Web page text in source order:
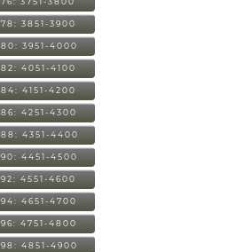
78: 3851-3900
80: 3951-4000
82: 4051-4100
84: 4151-4200
86: 4251-4300
88: 4351-4400
90: 4451-4500
92: 4551-4600
94: 4651-4700
96: 4751-4800
98: 4851-4900